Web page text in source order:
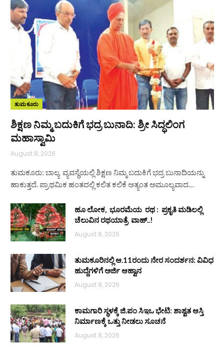
ತುಮಕೂರು
ಶಿಕ್ಷಣ ನಿಮ್ಮ ಬದುಕಿಗೆ ಭದ್ರ ಬುನಾದಿ: ಶ್ರೀ ಸಿದ್ಧಲಿಂಗ
ಮಹಾಸ್ವಾಮಿ
August 8, 2026
ತುಮಕೂರು: ಬಾಲ್ಯ ವ್ಯವಸ್ಥೆಯಲ್ಲಿ ಶಿಕ್ಷಣ ನಿಮ್ಮ ಬದುಕಿಗೆ ಭದ್ರ ಬುನಾದಿಯನ್ನು
ಹಾಕುತ್ತದೆ. ಪ್ರಾಥಮಿಕ ಹಂತದಲ್ಲಿ ಕಲಿತ ಕಲಿಕೆ ಅತ್ಯಂತ ಅಮೂಲ್ಯವಾದ…
ಹೂ ಲೋಕ, ಭೂರಮೆಯ ರಥ : ಪ್ರಕೃತಿ ಮಡಿಲಲ್ಲಿ
ಚೆಲುವಿನ ರಥಯಾತ್ರೆ ವಾಹ್..!
August 8, 2026
ತುಮಕೂರಿನಲ್ಲಿ ಆ.11ರಂದು ನೇರ ಸಂದರ್ಶನ: ವಿವಿಧ
ಹುದ್ದೆಗಳಿಗೆ ಅರ್ಜಿ ಆಹ್ವಾನ
August 8, 2026
ಕಾಮಗಾರಿ ಸ್ಥಳಕ್ಕೆ ಜಿ.ಪಂ ಸಿಇಒ ಭೇಟಿ: ಶಾಶ್ವತ ಆಸ್ತಿ
ನಿರ್ಮಾಣಕ್ಕೆ ಒತ್ತು ನೀಡಲು ಸೂಚನೆ
August 8, 2026